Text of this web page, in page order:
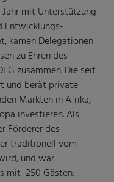
mit Unterstützung
Entwicklungs-
kamen Delegationen
zu Ehren des
zusammen. Die seit
und berät private
Märkten in Afrika,
investieren. Als
Förderer des
traditionell vom
und war
mit 250 Gästen.